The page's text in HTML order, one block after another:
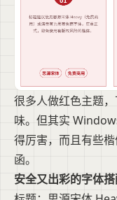
很多人做红色主题
味。但其实
得厉害，而且有些
函。
安全又出彩的字体搭